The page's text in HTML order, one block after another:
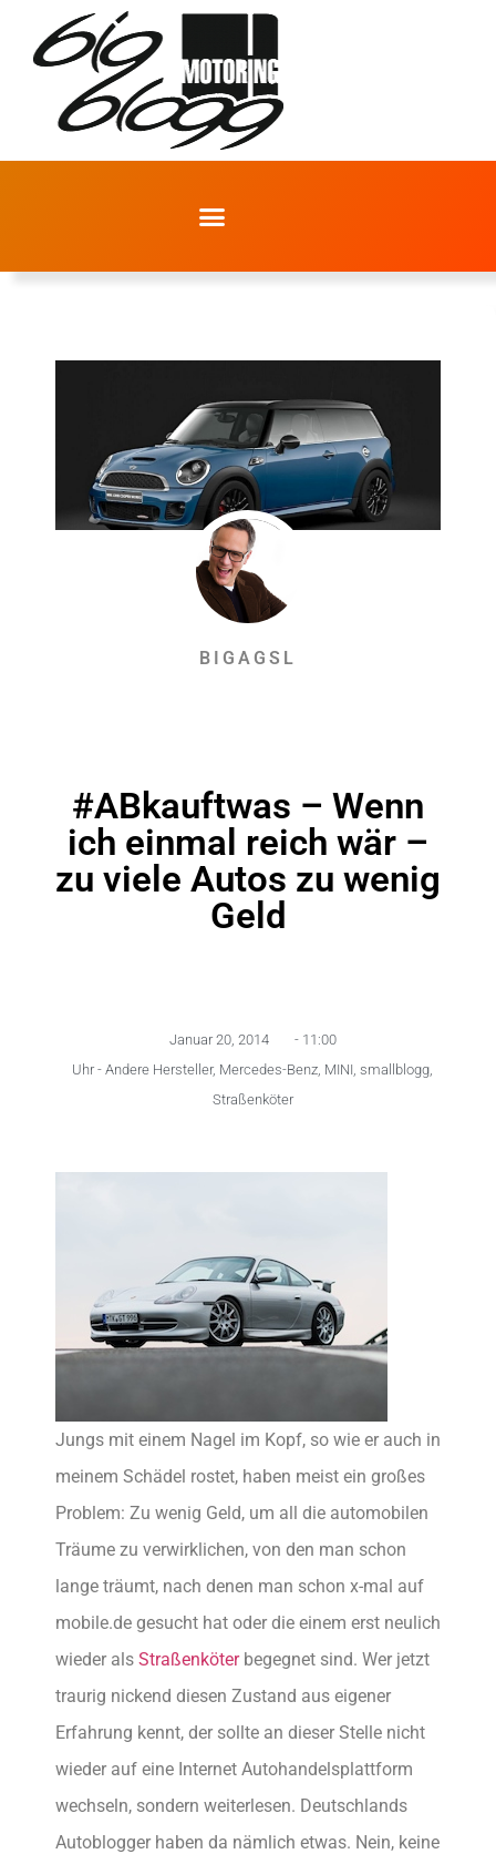
BIGAGSL
#ABkauftwas – Wenn
ich einmal reich wär –
zu viele Autos zu wenig
Geld
Januar 20, 2014 - 11:00
Uhr - Andere Hersteller, Mercedes-Benz MINI smallblogg
Straßenköter
Jungs mit einem Nagel im Kopf, so wie er auch in
meinem Schädel rostet, haben meist ein großes
Problem: Zu wenig Geld, um all die automobilen
Träume zu verwirklichen, von den man schon
lange träumt, nach denen man schon x-mal auf
mobile.de gesucht hat oder die einem erst neulich
wieder als Straßenköterbegegnet sind. Wer jetzt
traurig nickend diesen Zustand aus eigener
Erfahrung kennt, der sollte an dieser Stelle nicht
wieder auf eine Internet Autohandelsplattform
wechseln, sondern weiterlesen. Deutschlands
Autoblogger haben da nämlich etwas. Nein, keine